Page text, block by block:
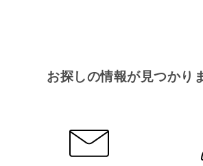
お探しの情報が見つかり